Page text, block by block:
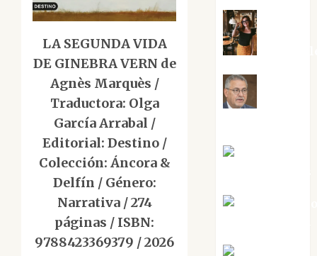
LA SEGUNDA VIDA
DE GINEBRA VERN de
Agnès Marquès /
Traductora: Olga
García Arrabal /
Editorial: Destino /
Colección: Áncora &
Delfín / Género:
Narrativa / 274
páginas / ISBN:
9788423369379 / 2026